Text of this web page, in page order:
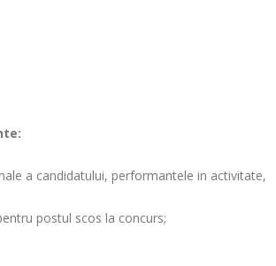
a candidatului, performantele in activitate,
postul scos la concurs;